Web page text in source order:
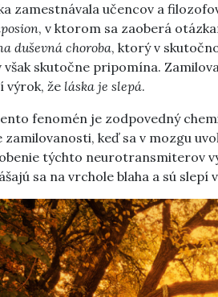
zamestnávala učencov a
, v ktorom sa zaoberá
duševná choroba, ktorý v
však skutočne pripomína.
výrok, že láska je slepá.
fenomén je zodpovedný
zamilovanosti, keď sa v mozgu
týchto neurotransmiterov
sa na vrchole blaha a sú